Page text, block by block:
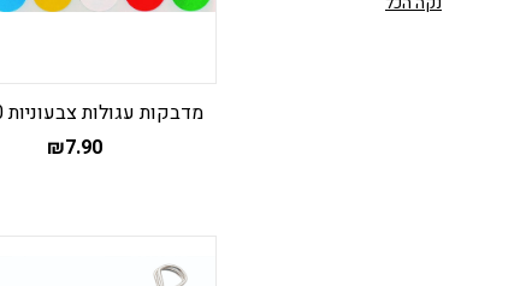
מדבקות עגולות צבעוניות 10 מ”מ
₪7.90